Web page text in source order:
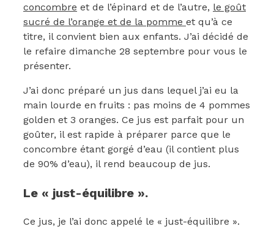
concombre et de l’épinard et de l’autre, le goût
sucré de l’orange et de la pomme et qu’à ce
titre, il convient bien aux enfants. J’ai décidé de
le refaire dimanche 28 septembre pour vous le
présenter.
J’ai donc préparé un jus dans lequel j’ai eu la
main lourde en fruits : pas moins de 4 pommes
golden et 3 oranges. Ce jus est parfait pour un
goûter, il est rapide à préparer parce que le
concombre étant gorgé d’eau (il contient plus
de 90% d’eau), il rend beaucoup de jus.
Le « just-équilibre ».
Ce jus, je l’ai donc appelé le « just-équilibre ».